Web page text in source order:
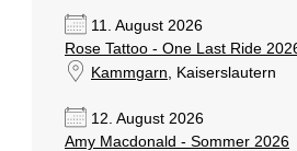
11. August 2026
Rose Tattoo - One Last Ride
Kammgarn, Kaiserslautern
12. August 2026
Amy Macdonald - Sommer 2026